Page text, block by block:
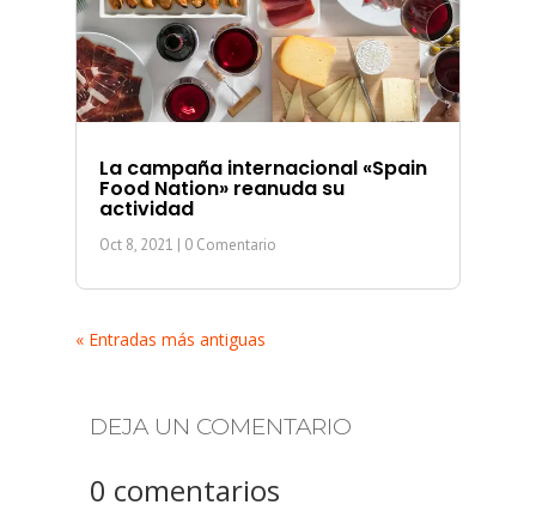
La campaña internacional «Spain
Food Nation» reanuda su
actividad
Oct 8, 2021 | 0 Comentario
« Entradas más antiguas
DEJA UN COMENTARIO
0 comentarios